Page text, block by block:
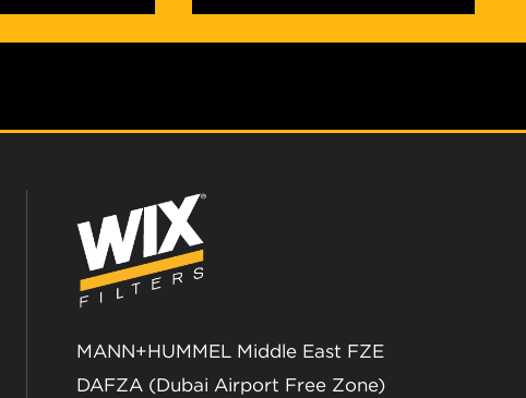
MANN+HUMMEL Middle East FZE
DAFZA (Dubai Airport Free Zone)